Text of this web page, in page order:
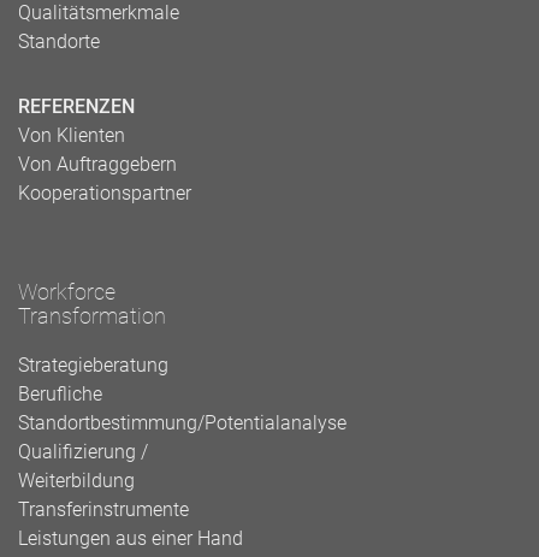
Qualitätsmerkmale
Standorte
REFERENZEN
Von Klienten
Von Auftraggebern
Kooperationspartner
Workforce
Transformation
Strategieberatung
Berufliche
Standortbestimmung/Potentialanalyse
Qualifizierung /
Weiterbildung
Transferinstrumente
Leistungen aus einer Hand